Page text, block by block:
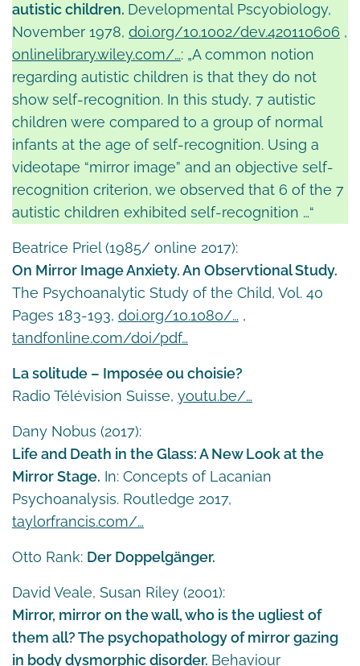
autistic children. Developmental Pscyobiology,
November 1978, doi.org/10.1002/dev.420110606 ,
onlinelibrary.wiley.com/…: „A common notion
regarding autistic children is that they do not
show self-recognition. In this study, 7 autistic
children were compared to a group of normal
infants at the age of self-recognition. Using a
videotape “mirror image” and an objective self-
recognition criterion, we observed that 6 of the 7
autistic children exhibited self-recognition …“
Beatrice Priel (1985/ online 2017):
On Mirror Image Anxiety. An Observtional Study.
The Psychoanalytic Study of the Child, Vol. 40
Pages 183-193, doi.org/10.1080/… ,
tandfonline.com/doi/pdf…
La solitude – Imposée ou choisie?
Radio Télévision Suisse, youtu.be/…
Dany Nobus (2017):
Life and Death in the Glass: A New Look at the
Mirror Stage. In: Concepts of Lacanian
Psychoanalysis. Routledge 2017,
taylorfrancis.com/…
Otto Rank: Der Doppelgänger.
David Veale, Susan Riley (2001):
Mirror, mirror on the wall, who is the ugliest of
them all? The psychopathology of mirror gazing
in body dysmorphic disorder. Behaviour